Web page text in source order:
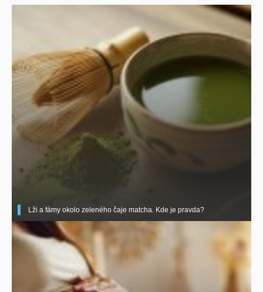
Lži a fámy okolo zeleného čaje matcha. Kde je pravda?